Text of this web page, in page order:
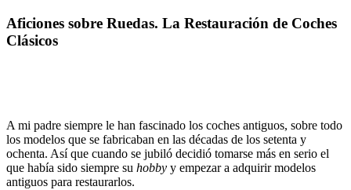
Aficiones sobre Ruedas. La Restauración de Coches
Clásicos
A mi padre siempre le han fascinado los coches antiguos, sobre todo
los modelos que se fabricaban en las décadas de los setenta y
ochenta. Así que cuando se jubiló decidió tomarse más en serio el
que había sido siempre su hobby y empezar a adquirir modelos
antiguos para restaurarlos.